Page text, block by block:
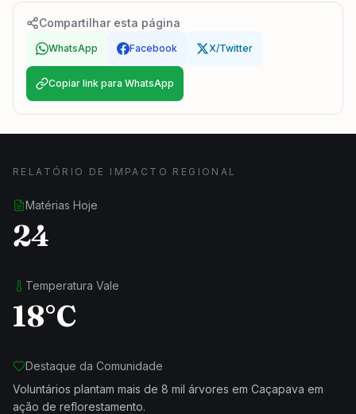
Compartilhar esta página
WhatsApp Facebook X/Twitter
Copiar link para WhatsApp
RELATÓRIO DE IMPACTO REGIONAL
Matérias Hoje
24
Temperatura Vale
18°C
Destaque da Comunidade
Voluntários plantam mais de 8 mil árvores em Caçapava em
ação de reflorestamento.